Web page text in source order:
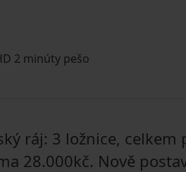
2 minúty pešo
ráj: 3 ložnice, celkem
28.000kč. Nově